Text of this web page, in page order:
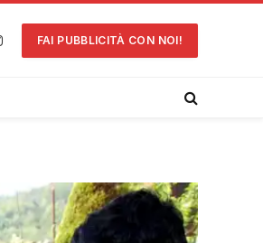
FAI PUBBLICITÀ CON NOI!